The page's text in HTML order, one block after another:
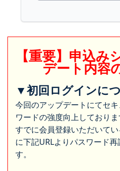
【重要】申込
デート内容
▼初回ログインに
今回のアップデートにてセ
ワードの強度向上しておりま
すでに会員登録いただいて
に下記URLよりパスワード
す。